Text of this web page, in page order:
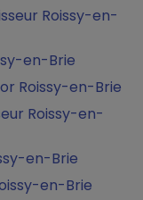
Roissy-en-
en-Brie
Roissy-en-Brie
Roissy-en-
en-Brie
en-Brie